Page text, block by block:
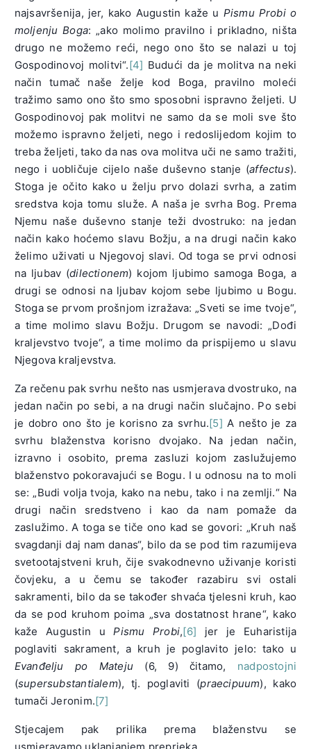
najsavršenija, jer, kako Augustin kaže u Pismu Probi o
moljenju Boga: „ako molimo pravilno i prikladno, ništa
drugo ne možemo reći, nego ono što se nalazi u toj
Gospodinovoj molitvi“.[4] Budući da je molitva na neki
način tumač naše želje kod Boga, pravilno moleći
tražimo samo ono što smo sposobni ispravno željeti. U
Gospodinovoj pak molitvi ne samo da se moli sve što
možemo ispravno željeti, nego i redoslijedom kojim to
treba željeti, tako da nas ova molitva uči ne samo tražiti,
nego i uobličuje cijelo naše duševno stanje (affectus).
Stoga je očito kako u želju prvo dolazi svrha, a zatim
sredstva koja tomu služe. A naša je svrha Bog. Prema
Njemu naše duševno stanje teži dvostruko: na jedan
način kako hoćemo slavu Božju, a na drugi način kako
želimo uživati ​​u Njegovoj slavi. Od toga se prvi odnosi
na ljubav (dilectionem) kojom ljubimo samoga Boga, a
drugi se odnosi na ljubav kojom sebe ljubimo u Bogu.
Stoga se prvom prošnjom izražava: „Sveti se ime tvoje“,
a time molimo slavu Božju. Drugom se navodi: „Dođi
kraljevstvo tvoje“, a time molimo da prispijemo u slavu
Njegova kraljevstva.
Za rečenu pak svrhu nešto nas usmjerava dvostruko, na
jedan način po sebi, a na drugi način slučajno. Po sebi
je dobro ono što je korisno za svrhu.[5] A nešto je za
svrhu blaženstva korisno dvojako. Na jedan način,
izravno i osobito, prema zasluzi kojom zaslužujemo
blaženstvo pokoravajući se Bogu. I u odnosu na to moli
se: „Budi volja tvoja, kako na nebu, tako i na zemlji.“ Na
drugi način sredstveno i kao da nam pomaže da
zaslužimo. A toga se tiče ono kad se govori: „Kruh naš
svagdanji daj nam danas“, bilo da se pod tim razumijeva
svetootajstveni kruh, čije svakodnevno uživanje koristi
čovjeku, a u čemu se također razabiru svi ostali
sakramenti, bilo da se također shvaća tjelesni kruh, kao
da se pod kruhom poima „sva dostatnost hrane“, kako
kaže Augustin uPismu Probi,[6] jer je Euharistija
poglaviti sakrament, a kruh je poglavito jelo: tako u
Evanđelju po Mateju (6, 9) čitamo, nadpostojni
(supersubstantialem), tj. poglaviti (praecipuum), kako
tumači Jeronim.[7]
Stjecajem pak prilika prema blaženstvu se